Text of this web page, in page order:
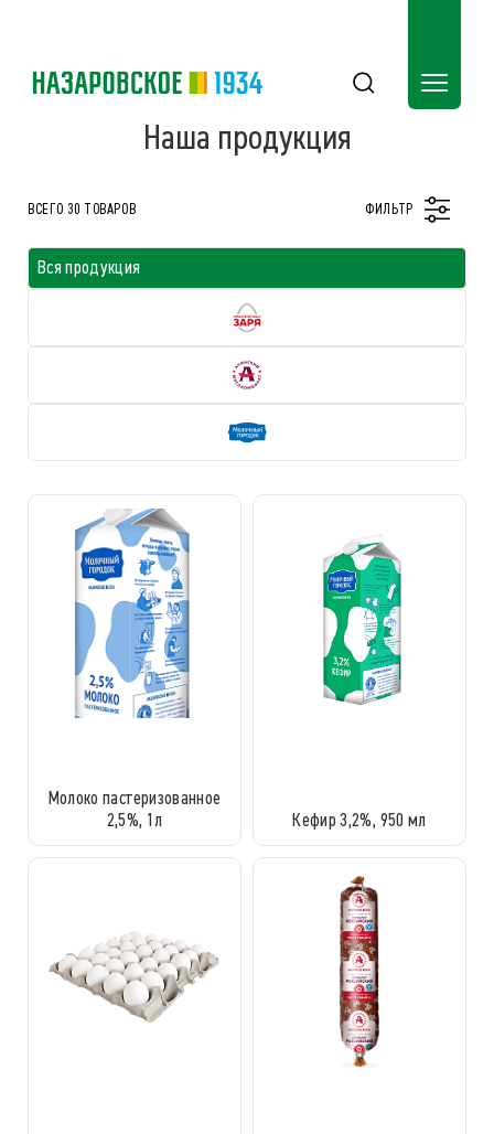
Наша продукция
ВСЕГО 30 ТОВАРОВ ФИЛЬТР
Вся продукция
Молоко пастеризованное
2,5%, 1л
Кефир 3,2%, 950 мл